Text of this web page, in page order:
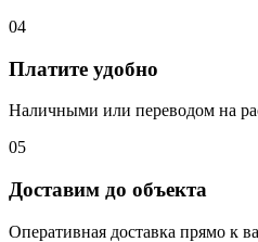
04
Платите удобно
Наличными или переводом на
05
Доставим до объекта
Оперативная доставка прямо к